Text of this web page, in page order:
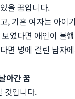
을 꿈입니다.
, 기혼 여자는 아이
였다면 애인이 불
면 병에 걸린 남자
아간 꿈
것입니다.